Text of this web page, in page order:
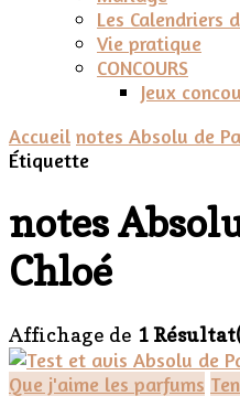
Les Calendriers
Vie pratique
CONCOURS
Jeux
Accueil notes Absolu de
Étiquette
notes
Chloé
Affichage de 1
Que j'aime les parfums